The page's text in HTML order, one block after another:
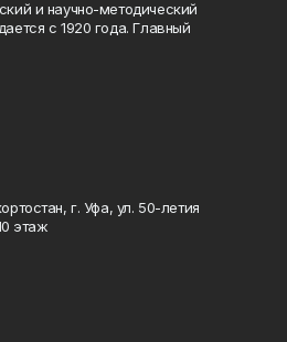
и научно-методический
с 1920 года. Главный
г. Уфа, ул. 50-летия
этаж